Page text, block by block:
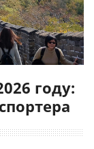
году: